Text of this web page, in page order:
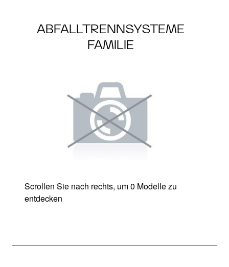
ABFALLTRENNSYSTEME
FAMILIE
Scrollen Sie nach rechts, um 0 Modelle zu
entdecken